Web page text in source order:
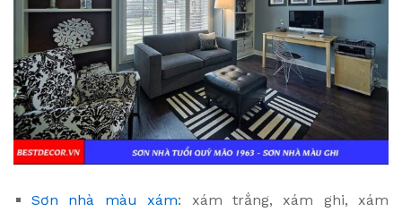
Sơn nhà màu xám: xám trắng, xám ghi, xám